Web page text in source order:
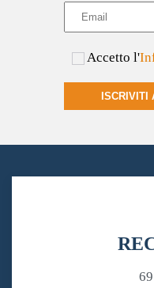
Accetto l'
ISCRIVITI